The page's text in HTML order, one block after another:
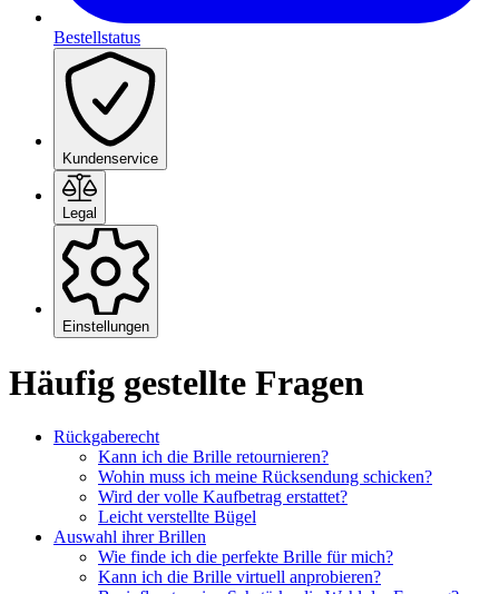
Bestellstatus
Kundenservice
Legal
Einstellungen
Häufig gestellte Fragen
Rückgaberecht
Kann ich die Brille retournieren?
Wohin muss ich meine Rücksendung schicken?
Wird der volle Kaufbetrag erstattet?
Leicht verstellte Bügel
Auswahl ihrer Brillen
Wie finde ich die perfekte Brille für mich?
Kann ich die Brille virtuell anprobieren?